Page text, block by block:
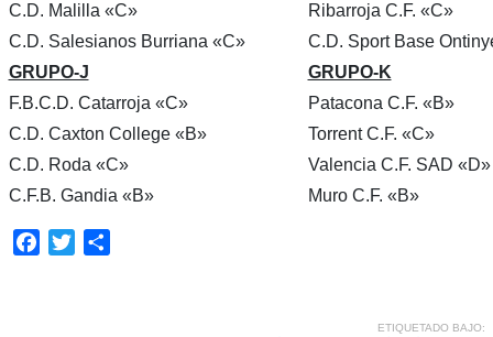
C.D. Malilla «C»
Ribarroja C.F. «C»
C.D. Salesianos Burriana «C»
C.D. Sport Base
GRUPO-J
GRUPO-K
F.B.C.D. Catarroja «C»
Patacona C.F. «B»
C.D. Caxton College «B»
Torrent C.F. «C»
C.D. Roda «C»
Valencia C.F. SAD «D»
C.F.B. Gandia «B»
Muro C.F. «B»
Facebook
Twitter
ETIQUETADO BAJO: